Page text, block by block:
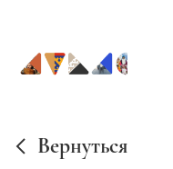
Вернуться